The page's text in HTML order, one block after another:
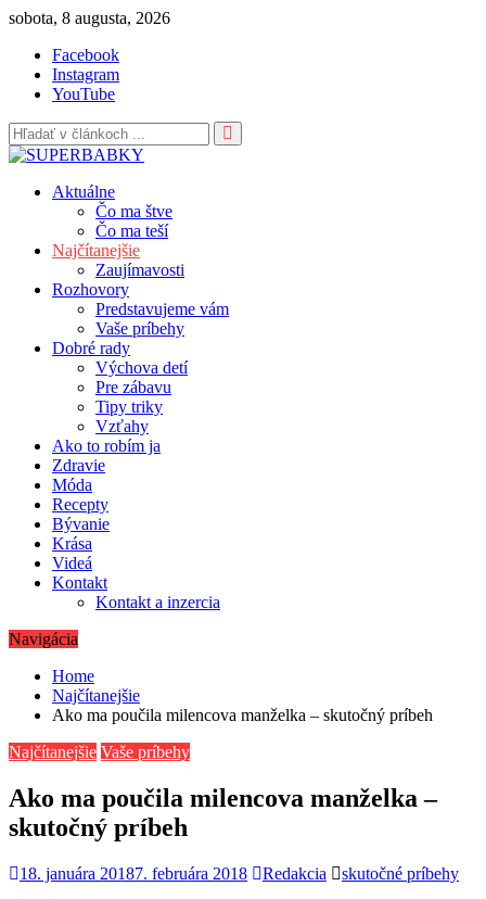
Skip
content
sobota, 8 augusta, 2026
Facebook
Instagram
YouTube
Aktuálne
Čo ma štve
Čo ma teší
Najčítanejšie
Zaujímavosti
Rozhovory
Predstavujeme vám
Vaše príbehy
Dobré rady
Výchova detí
Pre zábavu
Tipy triky
Vzťahy
Ako to robím ja
Zdravie
Móda
Recepty
Bývanie
Krása
Videá
Kontakt
Kontakt a inzercia
Navigácia
Home
Najčítanejšie
Ako ma poučila milencova manželka – skutočný príbeh
Najčítanejšie Vaše príbehy
Ako ma poučila milencova manželka –
skutočný príbeh
18. januára 20187. februára 2018 Redakcia
skutočné príbehy